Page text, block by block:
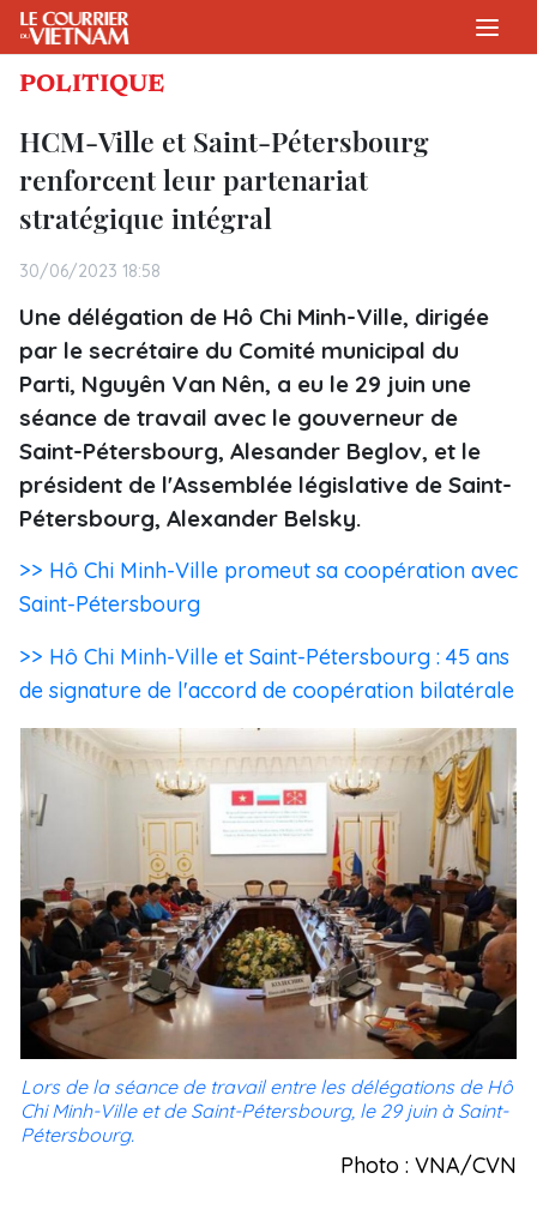
POLITIQUE
HCM-Ville et Saint-Pétersbourg
renforcent leur partenariat
stratégique intégral
30/06/2023 18:58
Une délégation de Hô Chi Minh-Ville, dirigée
par le secrétaire du Comité municipal du
Parti, Nguyên Van Nên, a eu le 29 juin une
séance de travail avec le gouverneur de
Saint-Pétersbourg, Alesander Beglov, et le
président de l'Assemblée législative de Saint-
Pétersbourg, Alexander Belsky.
>> Hô Chi Minh-Ville promeut sa coopération avec
Saint-Pétersbourg
>> Hô Chi Minh-Ville et Saint-Pétersbourg : 45 ans
de signature de l'accord de coopération bilatérale
Lors de la séance de travail entre les délégations de Hô
Chi Minh-Ville et de Saint-Pétersbourg, le 29 juin à Saint-
Pétersbourg.
Photo : VNA/CVN